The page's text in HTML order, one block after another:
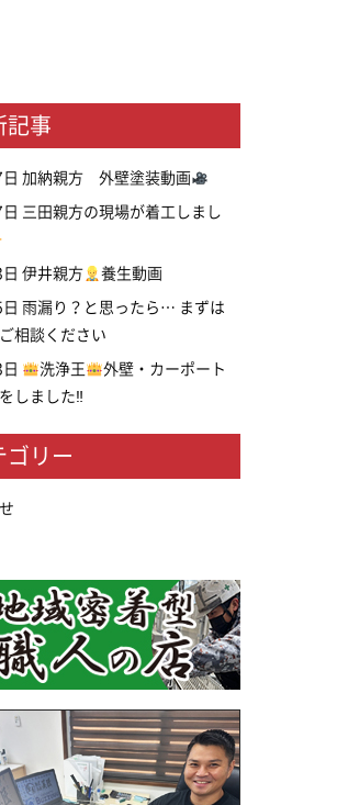
記事
加納親方 外壁塗装動画
三田親方の現場が着工しまし
伊井親方 養生動画
雨漏り？と思ったら… まずは
相談ください
洗浄王
外壁・カーポート
しました‼
ゴリー